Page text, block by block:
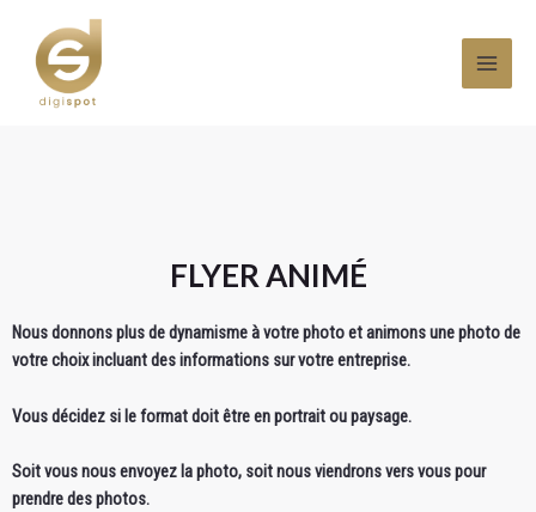
FLYER ANIMÉ
Nous donnons plus de dynamisme à votre photo et animons une photo de
votre choix incluant des informations sur votre entreprise.
Vous décidez si le format doit être en portrait ou paysage.
Soit vous nous envoyez la photo, soit nous viendrons vers vous pour
prendre des photos.